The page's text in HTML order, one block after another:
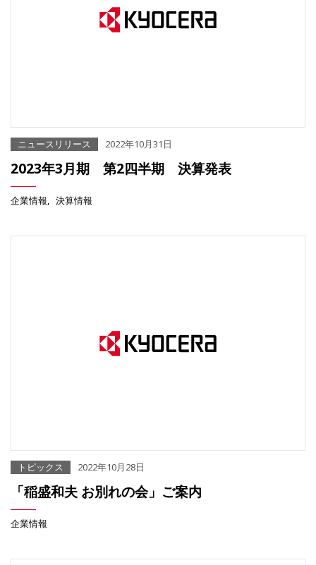
ニュースリリース 2022年10月31日
2023年3月期 第2四半期 決算発表
企業情報 決算情報
トピックス 2022年10月28日
「稲盛和夫 お別れの会」ご案内
企業情報